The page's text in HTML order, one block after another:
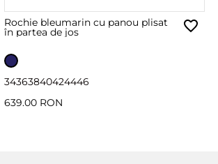
Rochie bleumarin cu panou plisat
în partea de jos
34363840424446
639.00 RON